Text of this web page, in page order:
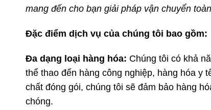
mang đến cho bạn giải pháp vận chuyển
Đặc điểm dịch vụ của chúng tôi bao gồm:
Đa dạng loại hàng hóa: Chúng tôi có khả
thể thao đến hàng công nghiệp, hàng hóa y
chất đóng gói, chúng tôi sẽ đảm bảo hàng
chóng.